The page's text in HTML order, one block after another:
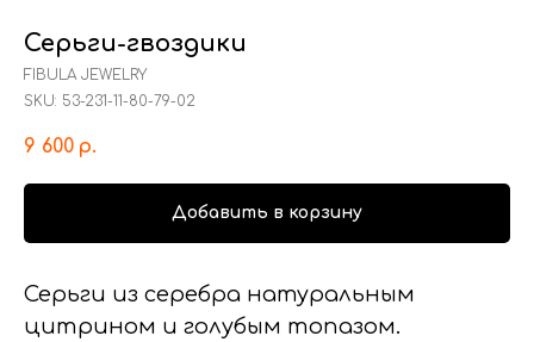
Серьги-гвоздики
FIBULA JEWELRY
SKU: 53-231-11-80-79-02
9 600 р.
Добавить в корзину
Серьги из серебра натуральным
цитрином и голубым топазом.